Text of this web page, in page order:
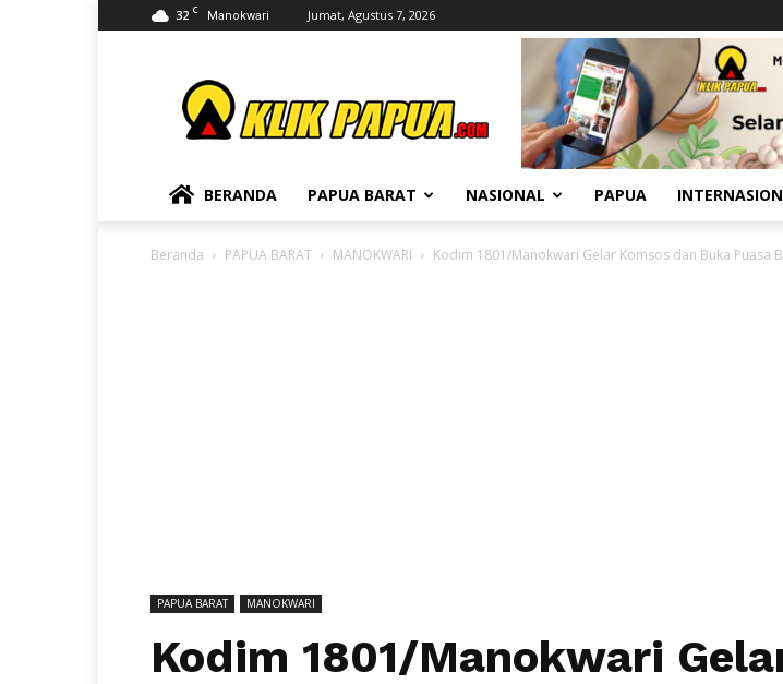
32 C Manokwari Jumat, Agustus 7, 2026
BERANDA PAPUA BARAT NASIONAL PAPUA
Beranda PAPUA BARAT MANOKWARI Kodim 1801/Manokwari Gelar Komsos dan Buka Puasa
PAPUA BARAT MANOKWARI
Kodim 1801/Manokwari